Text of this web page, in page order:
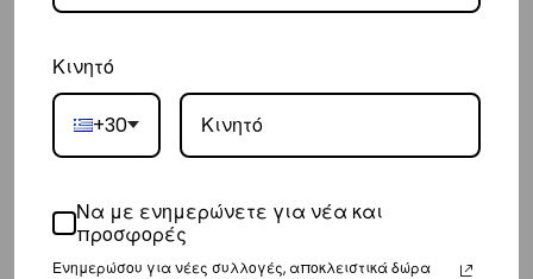
Ελλάδα με extra χρέωση €2.
Κύπρος
– Τα έξοδα αποστολής για Κύπρο είναι στα€16.
– Η συνεργαζόμενη εταιρεία ταχυμεταφορών,
την παράδοσή σας.
– Οι χρόνοι παράδοσης κυμαίνονται συνήθως από 2-7 εργάσιμες
Κινητό
+30
Να με ενημερώνετε για νέα και
προσφορές
Ενημερώσου για νέες συλλογές, αποκλειστικά δώρα